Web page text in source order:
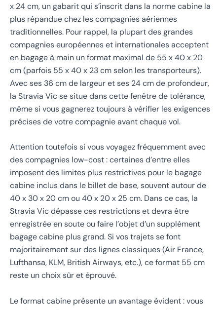
x 24 cm, un gabarit qui s’inscrit dans la norme cabine la
plus répandue chez les compagnies aériennes
traditionnelles. Pour rappel, la plupart des grandes
compagnies européennes et internationales acceptent
en bagage à main un format maximal de 55 x 40 x 20
cm (parfois 55 x 40 x 23 cm selon les transporteurs).
Avec ses 36 cm de largeur et ses 24 cm de profondeur,
la Stravia Vic se situe dans cette fenêtre de tolérance,
même si vous gagnerez toujours à vérifier les exigences
précises de votre compagnie avant chaque vol.
Attention toutefois si vous voyagez fréquemment avec
des compagnies low-cost : certaines d’entre elles
imposent des limites plus restrictives pour le bagage
cabine inclus dans le billet de base, souvent autour de
40 x 30 x 20 cm ou 40 x 20 x 25 cm. Dans ce cas, la
Stravia Vic dépasse ces restrictions et devra être
enregistrée en soute ou faire l’objet d’un supplément
bagage cabine plus grand. Si vos trajets se font
majoritairement sur des lignes classiques (Air France,
Lufthansa, KLM, British Airways, etc.), ce format 55 cm
reste un choix sûr et éprouvé.
Le format cabine présente un avantage évident : vous